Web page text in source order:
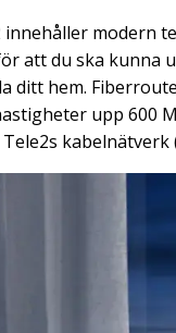
innehåller modern
att du ska kunna
ditt hem.
upp 600
kabelnätverk